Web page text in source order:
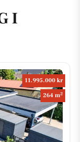
I
11.995.000 kr
264 m2